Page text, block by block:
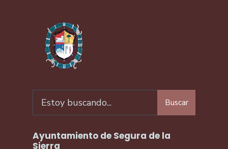
Buscar
Ayuntamiento de Segura de la
Sierra